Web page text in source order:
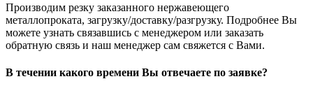
Производим резку заказанного нержавеющего
металлопроката, загрузку/доставку/разгрузку. Подробнее Вы
можете узнать связавшись с менеджером или заказать
обратную связь и наш менеджер сам свяжется с Вами.
В течении какого времени Вы отвечаете по заявке?